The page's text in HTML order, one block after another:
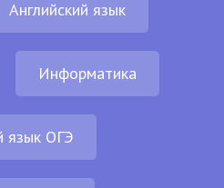
Английский язык
Информатика
язык ОГЭ